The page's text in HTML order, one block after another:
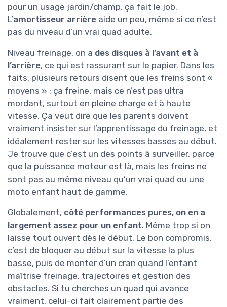
pour un usage jardin/champ, ça fait le job.
L’amortisseur arrière aide un peu, même si ce n’est
pas du niveau d’un vrai quad adulte.
Niveau freinage, on a des disques à l’avant et à
l’arrière, ce qui est rassurant sur le papier. Dans les
faits, plusieurs retours disent que les freins sont «
moyens » : ça freine, mais ce n’est pas ultra
mordant, surtout en pleine charge et à haute
vitesse. Ça veut dire que les parents doivent
vraiment insister sur l’apprentissage du freinage, et
idéalement rester sur les vitesses basses au début.
Je trouve que c’est un des points à surveiller, parce
que la puissance moteur est là, mais les freins ne
sont pas au même niveau qu’un vrai quad ou une
moto enfant haut de gamme.
Globalement, côté performances pures, on en a
largement assez pour un enfant. Même trop si on
laisse tout ouvert dès le début. Le bon compromis,
c’est de bloquer au début sur la vitesse la plus
basse, puis de monter d’un cran quand l’enfant
maîtrise freinage, trajectoires et gestion des
obstacles. Si tu cherches un quad qui avance
vraiment, celui-ci fait clairement partie des